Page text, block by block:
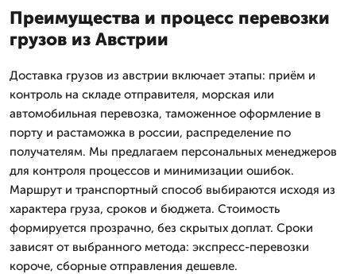
Преимущества и процесс перевозки
грузов из Австрии
Доставка грузов из австрии включает этапы: приём и
контроль на складе отправителя, морская или
автомобильная перевозка, таможенное оформление в
порту и растаможка в россии, распределение по
получателям. Мы предлагаем персональных менеджеров
для контроля процессов и минимизации ошибок.
Маршрут и транспортный способ выбираются исходя из
характера груза, сроков и бюджета. Стоимость
формируется прозрачно, без скрытых доплат. Сроки
зависят от выбранного метода: экспресс-перевозки
короче, сборные отправления дешевле.